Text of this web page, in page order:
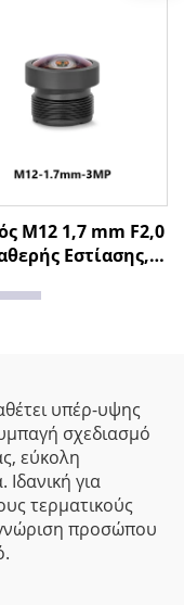
M12 1,7 mm F2,0
Εστίασης,
για Μορφή
υπέρ-υψης
σχεδιασμό
εύκολη
για
τερματικούς
προσώπου